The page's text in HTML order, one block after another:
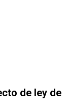
de ley de